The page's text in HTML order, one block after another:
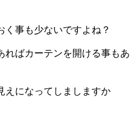
く事も少ないですよね？
ればカーテンを開ける事もあ
えになってしましますか